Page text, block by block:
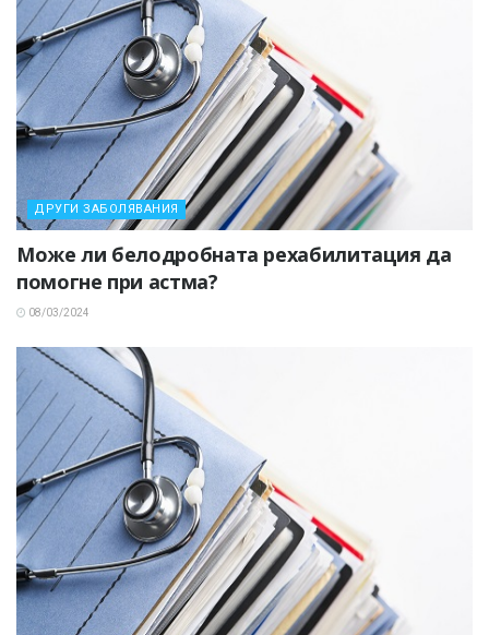
ДРУГИ ЗАБОЛЯВАНИЯ
Може ли белодробната рехабилитация да
помогне при астма?
08/03/2024